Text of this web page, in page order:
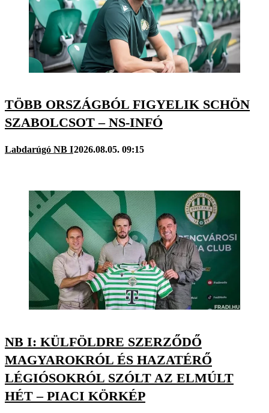
TÖBB ORSZÁGBÓL FIGYELIK SCHÖN
SZABOLCSOT – NS-INFÓ
Labdarúgó NB I2026.08.05. 09:15
NB I: KÜLFÖLDRE SZERZŐDŐ
MAGYAROKRÓL ÉS HAZATÉRŐ
LÉGIÓSOKRÓL SZÓLT AZ ELMÚLT
HÉT – PIACI KÖRKÉP